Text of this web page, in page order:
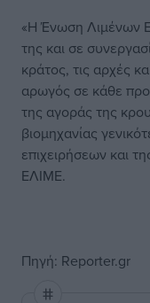
«Η Ένωση Λιμένων
της και σε
κράτος, τις αρχές
αρωγός σε κάθε
της αγοράς της
βιομηχανίας
επιχειρήσεων και
ΕΛΙΜΕ.
Πηγή: Reporter.gr